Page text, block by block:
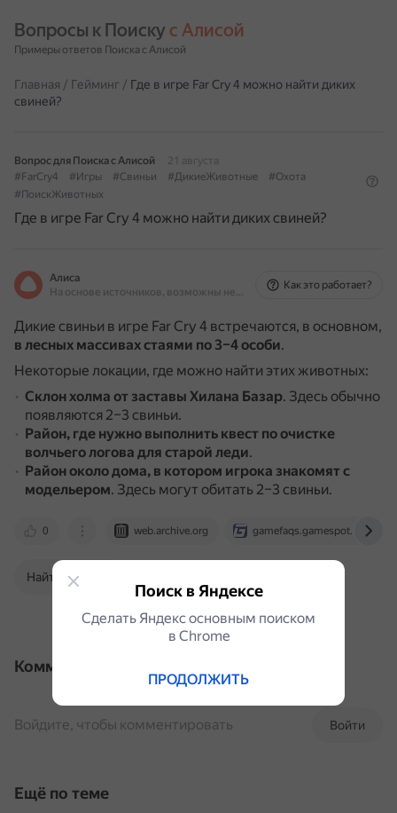
Вопросы к Поиску с Алисой
Примеры ответов Поиска с Алисой
Главная / Гейминг / Где в игре Far Cry 4 можно найти диких
свиней?
Вопрос для Поиска с Алисой
21 августа
#FarCry4
#Игры #Свиньи #ДикиеЖивотные
#Охота
#ПоискЖивотных
Где в игре Far Cry 4 можно найти диких свиней?
Алиса
На основе источников, возможны неточности
Как это работает?
Дикие свиньи в игре Far Cry 4 встречаются, в основном,
в лесных массивах стаями по 3–4 особи.
Некоторые локации, где можно найти этих животных:
Склон холма от заставы Хилана Базар. Здесь обычно
появляются 2–3 свиньи.
Район, где нужно выполнить квест по очистке
волчьего логова для старой леди.
Район около дома, в котором игрока знакомят с
модельером. Здесь могут обитать 2–3 свиньи.
0 web.archive.org gamefaqs.gamespot.com
Найти в Поиске
Комментарии
Войти
Войдите, чтобы комментировать
Ещё по теме
Поиск в Яндексе
Сделать Яндекс основным поиском
в Сhrome
ПРОДОЛЖИТЬ